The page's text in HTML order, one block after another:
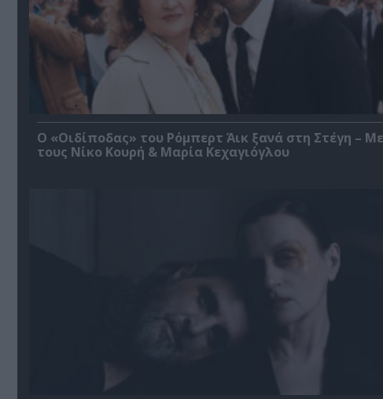
O «Οιδίποδας» του Ρόμπερτ Άικ ξανά στη Στέγη – Με
τους Νίκο Κουρή & Μαρία Κεχαγιόγλου